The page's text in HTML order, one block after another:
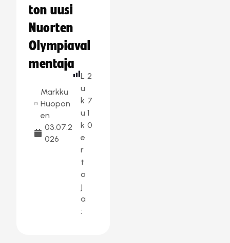
ton uusi
Nuorten
Olympiaval
mentaja
Markku
Huopon
en
03.07.2
026
L
u
k
u
k
e
r
t
o
j
a
:
2
7
1
0